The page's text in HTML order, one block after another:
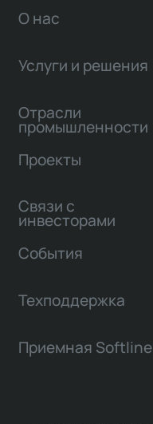
О нас
Услуги и решения
Отрасли
промышленности
Проекты
Связи с
инвесторами
События
Техподдержка
Приемная Softline